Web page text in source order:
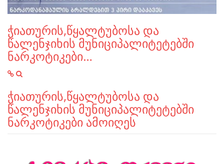
ჭიათურის,წყალტუბოსა და
წალენჯიხის მუნიციპალიტეტებში
ნარკოტიკები…
ჭიათურის,წყალტუბოსა და
წალენჯიხის მუნიციპალიტეტებში
ნარკოტიკები ამოიღეს